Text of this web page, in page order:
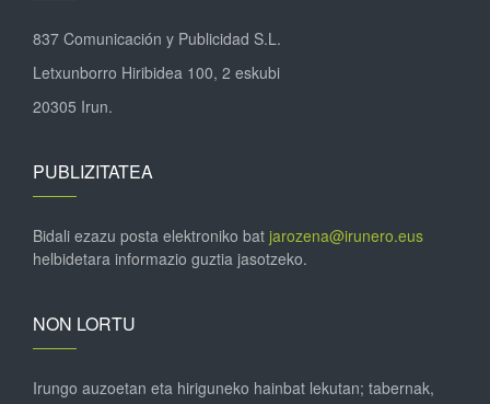
837 Comunicación y Publicidad S.L.
Letxunborro Hiribidea 100, 2 eskubi
20305 Irun.
PUBLIZITATEA
Bidali ezazu posta elektroniko bat jarozena@irunero.eus
helbidetara informazio guztia jasotzeko.
NON LORTU
Irungo auzoetan eta hiriguneko hainbat lekutan; tabernak,